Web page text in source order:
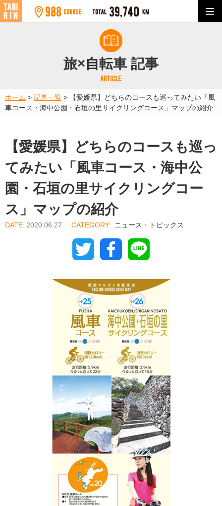
旅×自転車 記事
ホーム > 記事一覧 >
【愛媛県】どちらのコースも巡ってみたい「風
車コース・海中公園・石垣の里サイクリングコース」マップの紹介
【愛媛県】どちらのコースも巡っ
てみたい「風車コース・海中公
園・石垣の里サイクリングコー
ス」マップの紹介
2020.06.27 ニュース・トピックス
Twitter Facebook